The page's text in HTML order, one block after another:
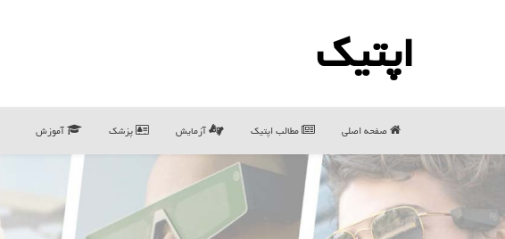
اپتیك
صفحه اصلی مطالب اپتیك آزمایش پزشک آموزش